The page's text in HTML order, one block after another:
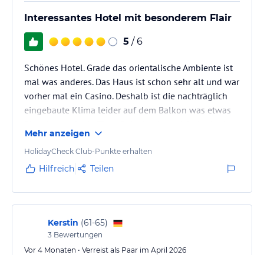
Interessantes Hotel mit besonderem Flair
5 / 6
Schönes Hotel. Grade das orientalische Ambiente ist
mal was anderes. Das Haus ist schon sehr alt und war
vorher mal ein Casino. Deshalb ist die nachträglich
eingebaute Klima leider auf dem Balkon was etwas
August, da ist direkt vor dem Hotel am Strand ein
Festival. Wir hatten leider das Pech den Aufbau
mitzubekommen und den freien Blick auf Strand und
aber sehr schön und wir kommen bestimmt wieder
an die Algarve.
Mehr anzeigen
HolidayCheck Club-Punkte erhalten
Hilfreich Teilen
Kerstin (61-65)
3 Bewertungen
Vor 4 Monaten • Verreist als Paar im April 2026